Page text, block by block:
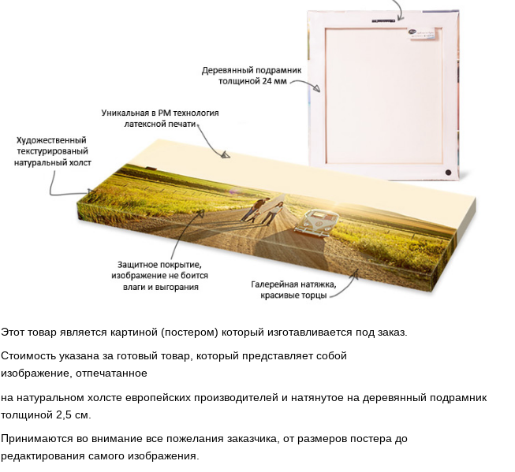
Этот товар является картиной (постером) который изготавливается под заказ.
Стоимость указана за готовый товар, который представляет собой
изображение, отпечатанное
на натуральном холсте европейских производителей и натянутое на деревянный подрамник
толщиной 2,5 см.
Принимаются во внимание все пожелания заказчика, от размеров постера до
редактирования самого изображения.